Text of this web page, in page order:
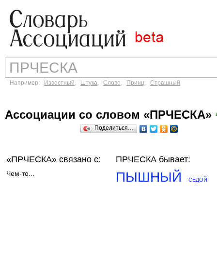
Например: Известный, Штука, Слово, Принц, Страшный
Ассоциации со словом «ПРЧЕСКА»
Поделиться…
«ПРЧЕСКА» связано с:
Чем-то...
ПРЧЕСКА бывает:
ПЫШНЫЙ СЕДОЙ